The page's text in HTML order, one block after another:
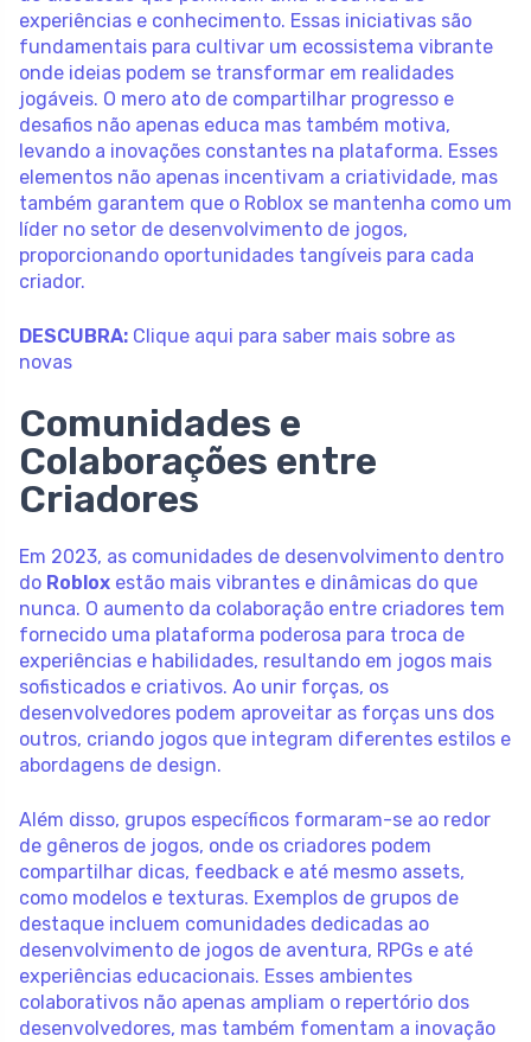
experiências e conhecimento. Essas iniciativas são
fundamentais para cultivar um ecossistema vibrante
onde ideias podem se transformar em realidades
jogáveis. O mero ato de compartilhar progresso e
desafios não apenas educa mas também motiva,
levando a inovações constantes na plataforma. Esses
elementos não apenas incentivam a criatividade, mas
também garantem que o Roblox se mantenha como um
líder no setor de desenvolvimento de jogos,
proporcionando oportunidades tangíveis para cada
criador.
DESCUBRA: Clique aqui para saber mais sobre as
novas
Comunidades e
Colaborações entre
Criadores
Em 2023, as comunidades de desenvolvimento dentro
do Roblox estão mais vibrantes e dinâmicas do que
nunca. O aumento da colaboração entre criadores tem
fornecido uma plataforma poderosa para troca de
experiências e habilidades, resultando em jogos mais
sofisticados e criativos. Ao unir forças, os
desenvolvedores podem aproveitar as forças uns dos
outros, criando jogos que integram diferentes estilos e
abordagens de design.
Além disso, grupos específicos formaram-se ao redor
de gêneros de jogos, onde os criadores podem
compartilhar dicas, feedback e até mesmo assets,
como modelos e texturas. Exemplos de grupos de
destaque incluem comunidades dedicadas ao
desenvolvimento de jogos de aventura, RPGs e até
experiências educacionais. Esses ambientes
colaborativos não apenas ampliam o repertório dos
desenvolvedores, mas também fomentam a inovação